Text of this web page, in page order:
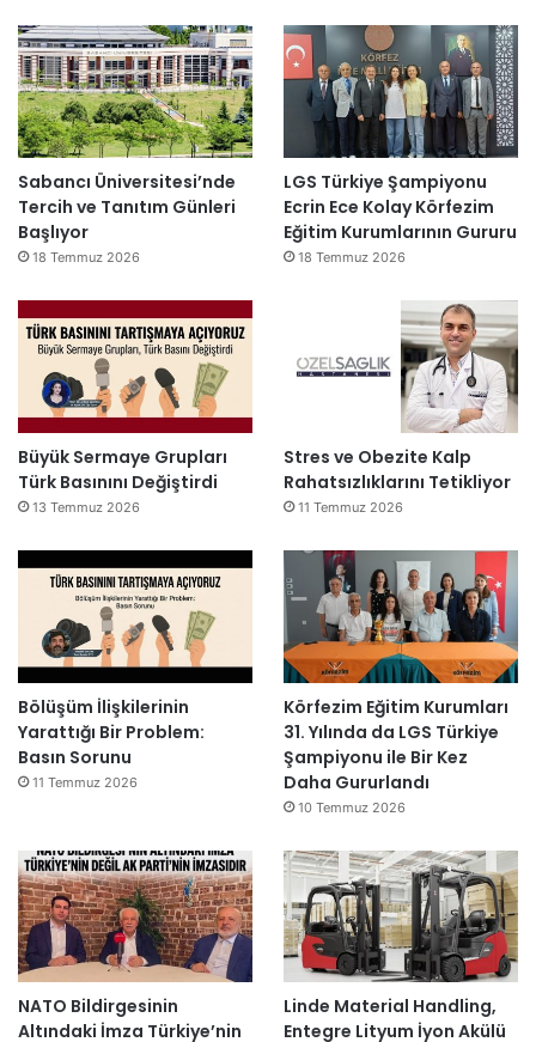
Sabancı Üniversitesi’nde
Tercih ve Tanıtım Günleri
Başlıyor
18 Temmuz 2026
LGS Türkiye Şampiyonu
Ecrin Ece Kolay Körfezim
Eğitim Kurumlarının Gururu
18 Temmuz 2026
Büyük Sermaye Grupları
Türk Basınını Değiştirdi
13 Temmuz 2026
Stres ve Obezite Kalp
Rahatsızlıklarını Tetikliyor
11 Temmuz 2026
Bölüşüm İlişkilerinin
Yarattığı Bir Problem:
Basın Sorunu
11 Temmuz 2026
Körfezim Eğitim Kurumları
31. Yılında da LGS Türkiye
Şampiyonu ile Bir Kez
Daha Gururlandı
10 Temmuz 2026
NATO Bildirgesinin
Altındaki İmza Türkiye’nin
Linde Material Handling,
Entegre Lityum İyon Akülü